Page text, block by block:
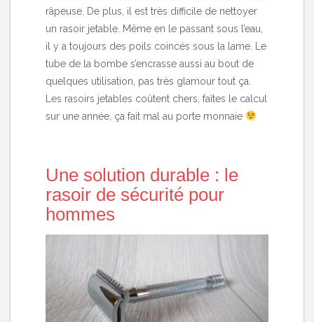
râpeuse. De plus, il est très difficile de nettoyer
un rasoir jetable. Même en le passant sous l’eau,
il y a toujours des poils coincés sous la lame. Le
tube de la bombe s’encrasse aussi au bout de
quelques utilisation, pas très glamour tout ça.
Les rasoirs jetables coûtent chers, faîtes le calcul
sur une année, ça fait mal au porte monnaie
Une solution durable : le
rasoir de sécurité pour
hommes